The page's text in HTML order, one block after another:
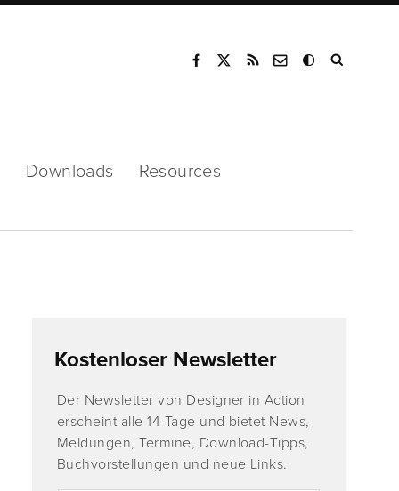
Downloads Resources
Kostenloser Newsletter
Der Newsletter von Designer in Action
erscheint alle 14 Tage und bietet News,
Meldungen, Termine, Download-Tipps,
Buchvorstellungen und neue Links.